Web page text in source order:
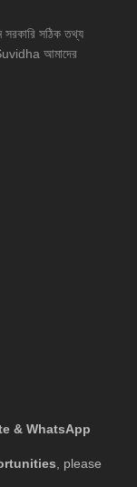
সরকারি সঠিক তথ্য
আমাদের
& WhatsApp
, please